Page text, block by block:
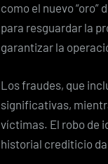
como el nuevo
para resguardar la
garantizar la
Los fraudes, que
significativas,
víctimas. El robo de
historial crediticio